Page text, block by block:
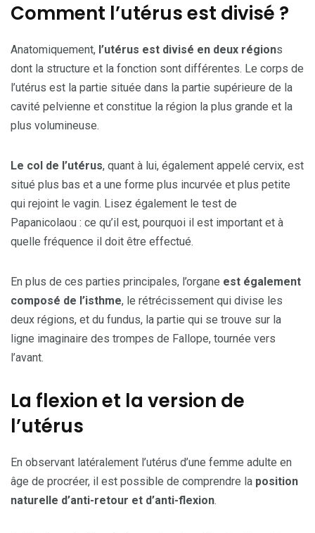
Comment l’utérus est divisé ?
Anatomiquement, l’utérus est divisé en deux régions
dont la structure et la fonction sont différentes. Le corps de
l’utérus est la partie située dans la partie supérieure de la
cavité pelvienne et constitue la région la plus grande et la
plus volumineuse.
Le col de l’utérus, quant à lui, également appelé cervix, est
situé plus bas et a une forme plus incurvée et plus petite
qui rejoint le vagin. Lisez également le test de
Papanicolaou : ce qu’il est, pourquoi il est important et à
quelle fréquence il doit être effectué.
En plus de ces parties principales, l’organe est également
composé de l’isthme, le rétrécissement qui divise les
deux régions, et du fundus, la partie qui se trouve sur la
ligne imaginaire des trompes de Fallope, tournée vers
l’avant.
La flexion et la version de
l’utérus
En observant latéralement l’utérus d’une femme adulte en
âge de procréer, il est possible de comprendre la position
naturelle d’anti-retour et d’anti-flexion.